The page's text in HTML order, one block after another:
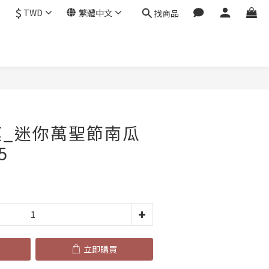
$ TWD 繁體中文 找商品
迷你萬聖節南瓜
立即購買